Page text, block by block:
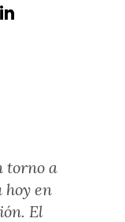
torno a
en
El